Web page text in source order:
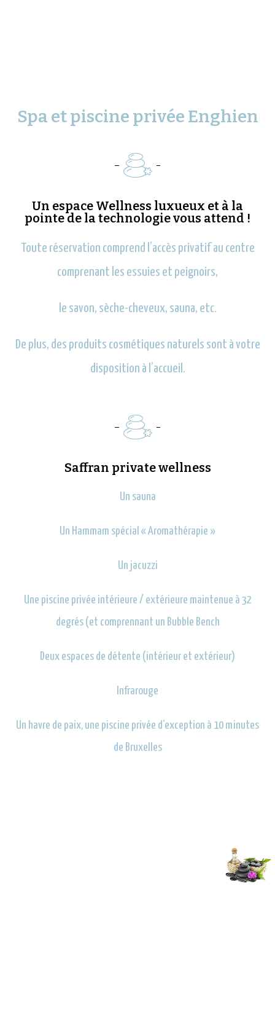
Spa et piscine privée Enghien
Un espace Wellness luxueux et à la
pointe de la technologie vous attend !
Toute réservation comprend l’accès privatif au centre
comprenant les essuies et peignoirs,
le savon, sèche-cheveux, sauna, etc.
De plus, des produits cosmétiques naturels sont à votre
disposition à l’accueil.
Saffran private wellness
Un sauna
Un Hammam spécial « Aromathérapie »
Un jacuzzi
Une piscine privée intérieure / extérieure maintenue à 32
degrés (et comprennant un Bubble Bench
Deux espaces de détente (intérieur et extérieur)
Infrarouge
Un havre de paix, une piscine privée d’exception à 10 minutes
de Bruxelles